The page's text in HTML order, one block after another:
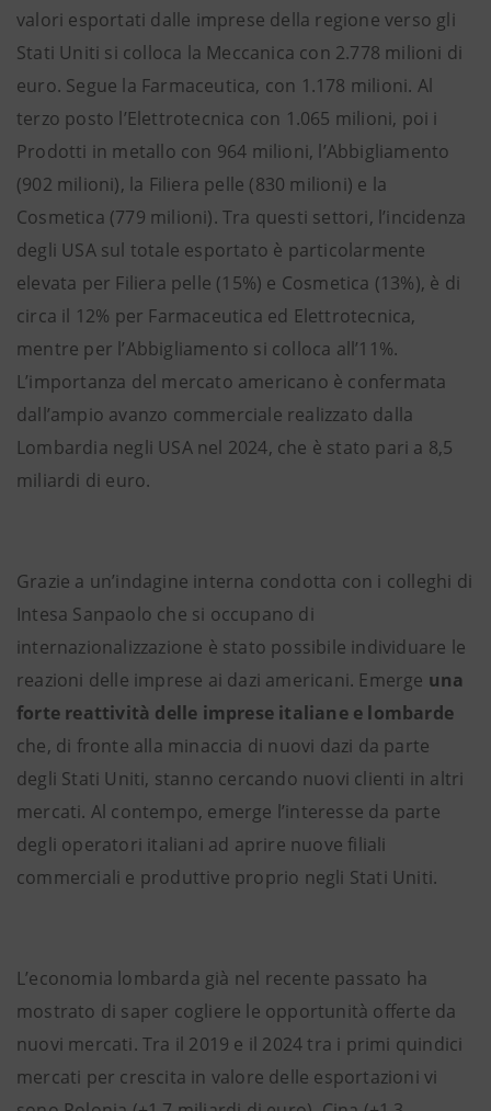
valori esportati dalle imprese della regione verso gli
Stati Uniti si colloca la Meccanica con 2.778 milioni di
euro. Segue la Farmaceutica, con 1.178 milioni. Al
terzo posto l’Elettrotecnica con 1.065 milioni, poi i
Prodotti in metallo con 964 milioni, l’Abbigliamento
(902 milioni), la Filiera pelle (830 milioni) e la
Cosmetica (779 milioni). Tra questi settori, l’incidenza
degli USA sul totale esportato è particolarmente
elevata per Filiera pelle (15%) e Cosmetica (13%), è di
circa il 12% per Farmaceutica ed Elettrotecnica,
mentre per l’Abbigliamento si colloca all’11%.
L’importanza del mercato americano è confermata
dall’ampio avanzo commerciale realizzato dalla
Lombardia negli USA nel 2024, che è stato pari a 8,5
miliardi di euro.
Grazie a un’indagine interna condotta con i colleghi di
Intesa Sanpaolo che si occupano di
internazionalizzazione è stato possibile individuare le
reazioni delle imprese ai dazi americani. Emerge una
forte reattività delle imprese italiane e lombarde
che, di fronte alla minaccia di nuovi dazi da parte
degli Stati Uniti, stanno cercando nuovi clienti in altri
mercati. Al contempo, emerge l’interesse da parte
degli operatori italiani ad aprire nuove filiali
commerciali e produttive proprio negli Stati Uniti.
L’economia lombarda già nel recente passato ha
mostrato di saper cogliere le opportunità offerte da
nuovi mercati. Tra il 2019 e il 2024 tra i primi quindici
mercati per crescita in valore delle esportazioni vi